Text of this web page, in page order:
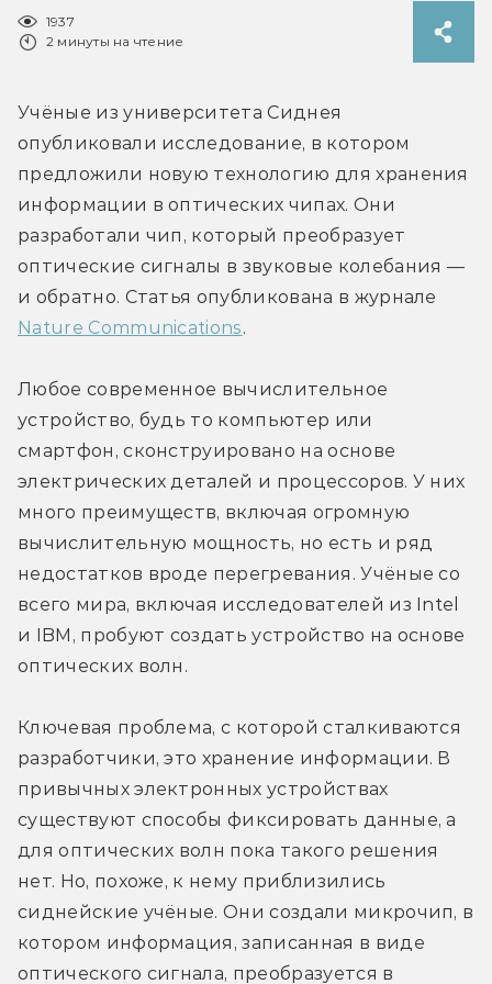
1937
2 минуты на чтение
Учёные из университета Сиднея
опубликовали исследование, в котором
предложили новую технологию для хранения
информации в оптических чипах. Они
разработали чип, который преобразует
оптические сигналы в звуковые колебания —
Nature Communications.
Любое современное вычислительное
устройство, будь то компьютер или
смартфон, сконструировано на основе
электрических деталей и процессоров. У них
много преимуществ, включая огромную
вычислительную мощность, но есть и ряд
недостатков вроде перегревания. Учёные со
всего мира, включая исследователей из Intel
и IBM, пробуют создать устройство на основе
оптических волн.
Ключевая проблема, с которой сталкиваются
разработчики, это хранение информации. В
привычных электронных устройствах
существуют способы фиксировать данные, а
для оптических волн пока такого решения
нет. Но, похоже, к нему приблизились
сиднейские учёные. Они создали микрочип, в
котором информация, записанная в виде
оптического сигнала, преобразуется в